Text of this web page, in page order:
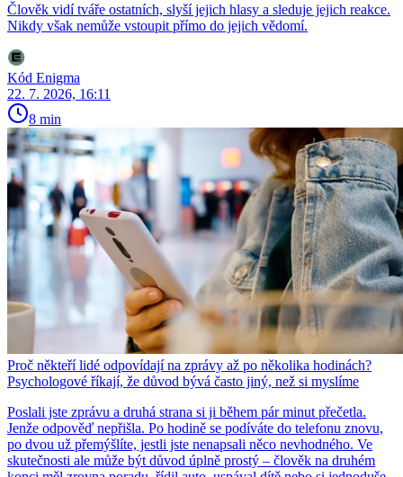
Člověk vidí tváře ostatních, slyší jejich hlasy a sleduje jejich reakce.
Nikdy však nemůže vstoupit přímo do jejich vědomí.
Kód Enigma
22. 7. 2026, 16:11
8 min
Proč někteří lidé odpovídají na zprávy až po několika hodinách?
Psychologové říkají, že důvod bývá často jiný, než si myslíme
Poslali jste zprávu a druhá strana si ji během pár minut přečetla.
Jenže odpověď nepřišla. Po hodině se podíváte do telefonu znovu,
po dvou už přemýšlíte, jestli jste nenapsali něco nevhodného. Ve
skutečnosti ale může být důvod úplně prostý – člověk na druhém